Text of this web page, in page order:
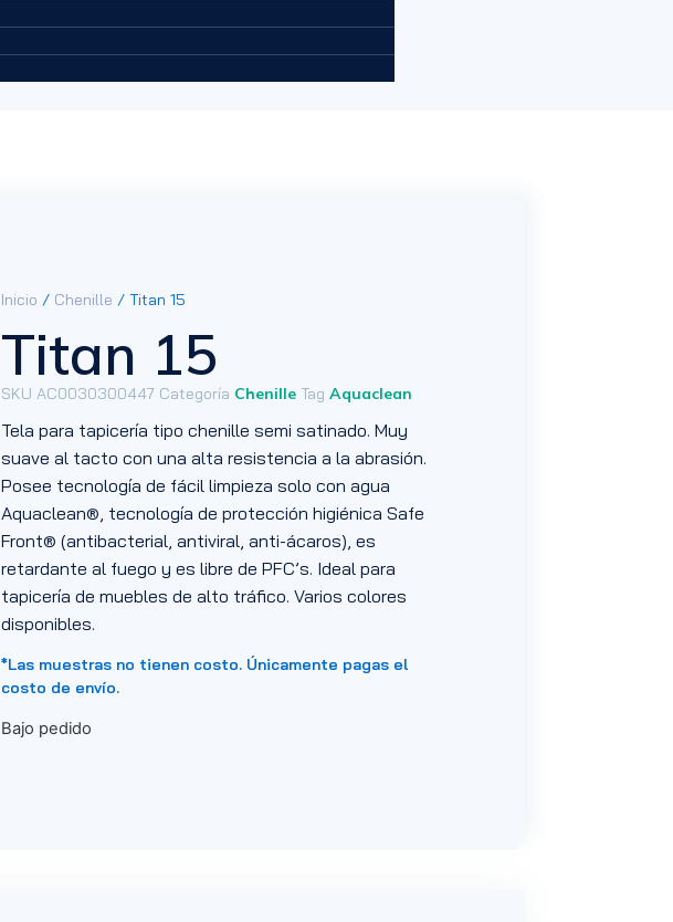
Inicio / Chenille / Titan 15
Titan 15
SKU AC0030300447 Categoría Chenille Tag Aquaclean
Tela para tapicería tipo chenille semi satinado. Muy
suave al tacto con una alta resistencia a la abrasión.
Posee tecnología de fácil limpieza solo con agua
Aquaclean®, tecnología de protección higiénica Safe
Front® (antibacterial, antiviral, anti-ácaros), es
retardante al fuego y es libre de PFC’s. Ideal para
tapicería de muebles de alto tráfico. Varios colores
disponibles.
*Las muestras no tienen costo. Únicamente pagas el
costo de envío.
Bajo pedido